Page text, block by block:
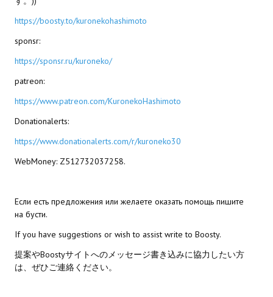
GTA 5
Neverwinter Nights 1
Sacred Ice & Blood
Sims 3
Star Wars Jedi Knight: Dark Force II
Star Wars Knights of the Old Republic 1
Star Wars Knights of the Old Republic 2
Titan Quest Immortal Throne
https://boosty.to/kuronekohashimoto
sponsr:
https://sponsr.ru/kuroneko/
patreon:
https://www.patreon.com/KuronekoHashimoto
Donationalerts:
https://www.donationalerts.com/r/kuroneko30
WebMoney: Z512732037258.
Если есть предложения или желаете оказать помощь пишите
на бусти.
If you have suggestions or wish to assist write to Boosty.
提案やBoostyサイトへのメッセージ書き込みに協力したい方
は、ぜひご連絡ください。